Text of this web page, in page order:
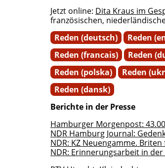
Jetzt online: Dita Kraus im
französischen,
Reden (deutsch)
Reden
Reden (francais)
Reden
Reden (polska)
Reden
Reden (dansk)
Berichte in der Presse
Hamburger Morgenpost:
NDR Hamburg Journal:
NDR: KZ Neuengamme.
NDR: Erinnerungsarbeit in